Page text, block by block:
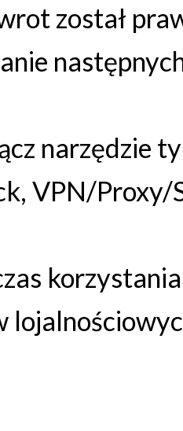
został
narzędzie
VPN/Proxy/
korzystania